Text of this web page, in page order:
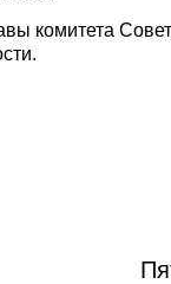
комитета